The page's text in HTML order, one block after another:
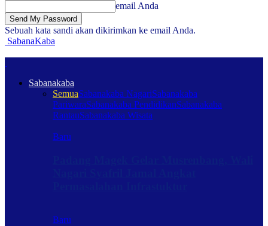
email Anda
Sebuah kata sandi akan dikirimkan ke email Anda.
SabanaKaba
Sabanakaba
SemuaSabanakaba NagariSabanakaba
PariwaraSabanakaba PendidikanSabanakaba
RantauSabanakaba Wisata
Baru
Baru